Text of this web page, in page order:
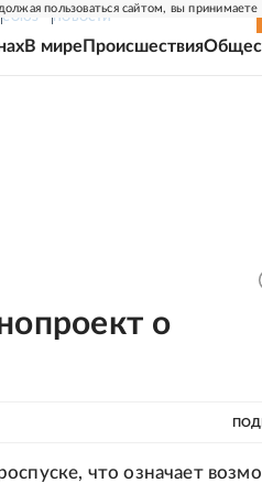
пользоваться сайтом, вы принимаете
СОЮЗ НОВОСТИ
В мире Происшествия
о
что означает